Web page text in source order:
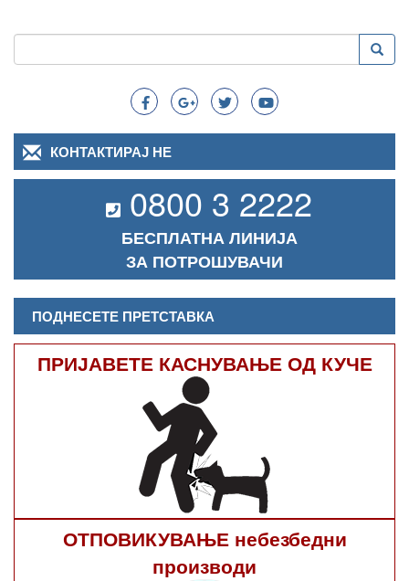
Search
Пребарување
КОНТАКТИРАЈ НЕ
0800 3 2222
БЕСПЛАТНА ЛИНИЈА
ЗА ПОТРОШУВАЧИ
ПОДНЕСЕТЕ ПРЕТСТАВКА
ПРИЈАВЕТЕ КАСНУВАЊЕ ОД КУЧЕ
ОТПОВИКУВАЊЕ небезбедни
производи